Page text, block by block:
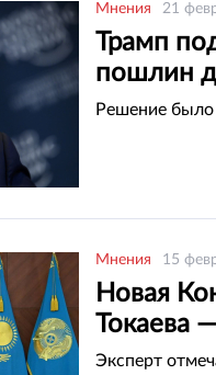
Мнения 21
Трамп
пошлин
Решение было
Мнения 15
Новая
Токаева
Эксперт